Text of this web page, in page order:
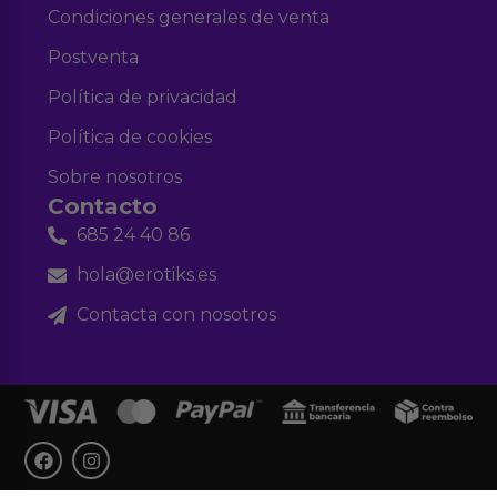
Condiciones generales de venta
Postventa
Política de privacidad
Política de cookies
Sobre nosotros
Contacto
685 24 40 86
hola@erotiks.es
Contacta con nosotros
F
a
c
I
n
s